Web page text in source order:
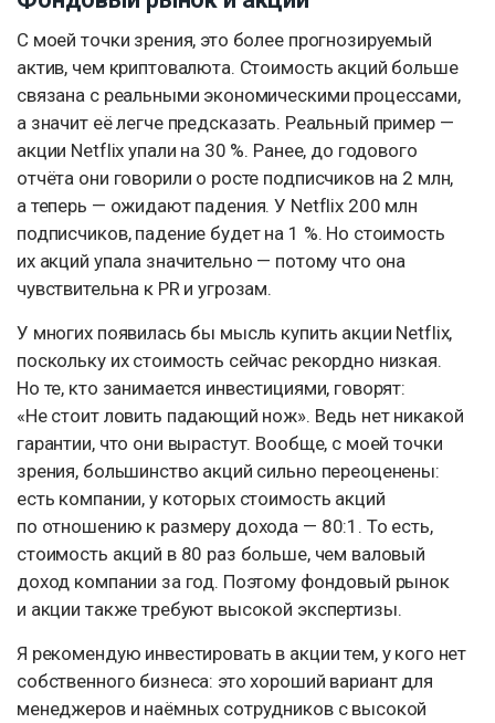
С моей точки зрения, это более прогнозируемый
актив, чем криптовалюта. Стоимость акций больше
связана с реальными экономическими процессами,
а значит её легче предсказать. Реальный пример —
акции Netflix упали на 30 %. Ранее, до годового
отчёта они говорили о росте подписчиков на 2 млн,
а теперь — ожидают падения. У Netflix 200 млн
подписчиков, падение будет на 1 %. Но стоимость
их акций упала значительно — потому что она
чувствительна к PR и угрозам.
У многих появилась бы мысль купить акции Netflix,
поскольку их стоимость сейчас рекордно низкая.
Но те, кто занимается инвестициями, говорят:
«Не стоит ловить падающий нож». Ведь нет никакой
гарантии, что они вырастут. Вообще, с моей точки
зрения, большинство акций сильно переоценены:
есть компании, у которых стоимость акций
по отношению к размеру дохода — 80:1. То есть,
стоимость акций в 80 раз больше, чем валовый
доход компании за год. Поэтому фондовый рынок
и акции также требуют высокой экспертизы.
Я рекомендую инвестировать в акции тем, у кого нет
собственного бизнеса: это хороший вариант для
менеджеров и наёмных сотрудников с высокой